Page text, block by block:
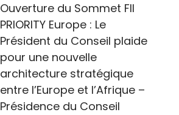
Ouverture du Sommet FII
PRIORITY Europe : Le
Président du Conseil plaide
pour une nouvelle
architecture stratégique
entre l’Europe et l’Afrique –
Présidence du Conseil